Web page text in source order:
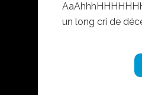
un long cri de